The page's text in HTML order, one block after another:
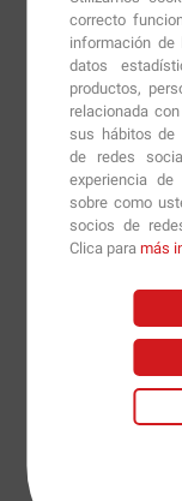
correcto
información
datos
productos,
relacionada
sus hábitos de
de redes
experiencia de
sobre como
socios de
Clica paramás
Whey Gold
mantenimiento
un forma
completa, ya
cantidad de
ramificados.
Opti-Menestá
ácidos de
en cantidades
a través del
El Pack
consiste